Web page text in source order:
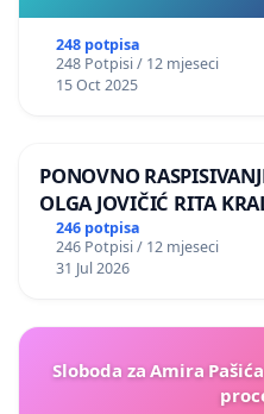
248 potpisa
248 Potpisi / 12 mjeseci
15 Oct 2025
PONOVNO
OLGA JOVIČIĆ RITA
246 potpisa
246 Potpisi / 12 mjeseci
31 Jul 2026
Sloboda za Amira